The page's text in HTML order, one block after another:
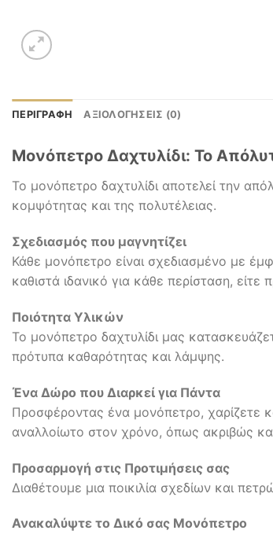
ΠΕΡΙΓΡΑΦΉ ΑΞΙΟΛΟΓΉΣΕΙΣ (0)
Μονόπετρο Δαχτυλίδι: Το
Το μονόπετρο δαχτυλίδι αποτελεί την
κομψότητας και της πολυτέλειας.
Σχεδιασμός που μαγνητίζει
Κάθε μονόπετρο είναι σχεδιασμένο με
καθιστά ιδανικό για κάθε περίσταση,
Ποιότητα Υλικών
Το μονόπετρο δαχτυλίδι μας
πρότυπα καθαρότητας και λάμψης.
Ένα Δώρο που Διαρκεί για Πάντα
Προσφέροντας ένα μονόπετρο, χαρίζετε
αναλλοίωτο στον χρόνο, όπως ακριβώς
Προσαρμογή στις Προτιμήσεις σας
Διαθέτουμε μια ποικιλία σχεδίων και
Ανακαλύψτε το Δικό σας Μονόπετρο